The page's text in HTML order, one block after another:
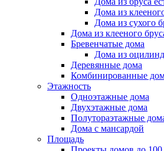
Дома из
Дома из сухого
Дома из клееного
Бревенчатые дома
Дома из
Деревянные дома
Комбинированные
Этажность
Одноэтажные дома
Двухэтажные дома
Полутораэтажные
Дома с мансардой
Площадь